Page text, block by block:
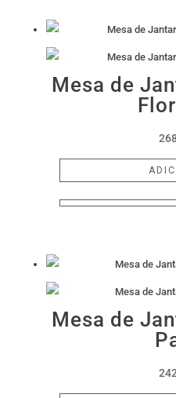
Mesa de
Mesa de